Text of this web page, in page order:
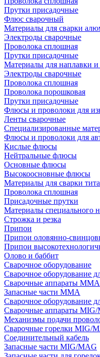
Прутки присадочные
Флюс сварочный
Материалы для сварки
Электроды сварочные
Проволока сплошная
Прутки присадочные
Материалы для наплавки и
Электроды сварочные
Проволока сплошная
Проволока порошковая
Прутки присадочные
Флюсы и проволоки для
Ленты сварочные
Специализированные
Флюсы и проволоки для
Кислые флюсы
Нейтральные флюсы
Основные флюсы
Высокоосновные флюсы
Материалы для сварки
Проволока сплошная
Присадочные прутки
Материалы специального
Строжка и резка
Припои
Припои оловянно-
Припои
Олово и баббит
Сварочное оборудование
Сварочное оборудование
Сварочные аппараты MMA
Запасные части MMA
Сварочное оборудование
Сварочные аппараты
Механизмы подачи
Сварочные горелки MIG/
Соединительный кабель
Запасные части MIG/MAG